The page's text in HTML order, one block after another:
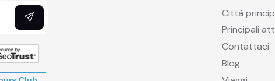
Città
Principali
Contattaci
Blog